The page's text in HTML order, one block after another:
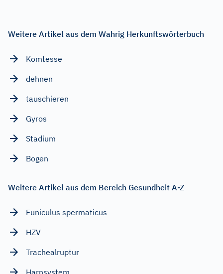
Weitere Artikel aus dem Wahrig Herkunftswörterbuch
Komtesse
dehnen
tauschieren
Gyros
Stadium
Bogen
Weitere Artikel aus dem Bereich Gesundheit A-Z
Funiculus spermaticus
HZV
Trachealruptur
Harnsystem